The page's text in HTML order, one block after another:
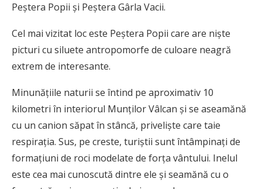
Peștera Popii și Peștera Gârla Vacii.
Cel mai vizitat loc este Peștera Popii care are niște
picturi cu siluete antropomorfe de culoare neagră
extrem de interesante.
Minunăţiile naturii se întind pe aproximativ 10
kilometri în interiorul Munţilor Vâlcan şi se aseamănă
cu un canion săpat în stâncă, priveliște care taie
respirația. Sus, pe creste, turiştii sunt întâmpinaţi de
formaţiuni de roci modelate de forţa vântului. Inelul
este cea mai cunoscută dintre ele și seamănă cu o